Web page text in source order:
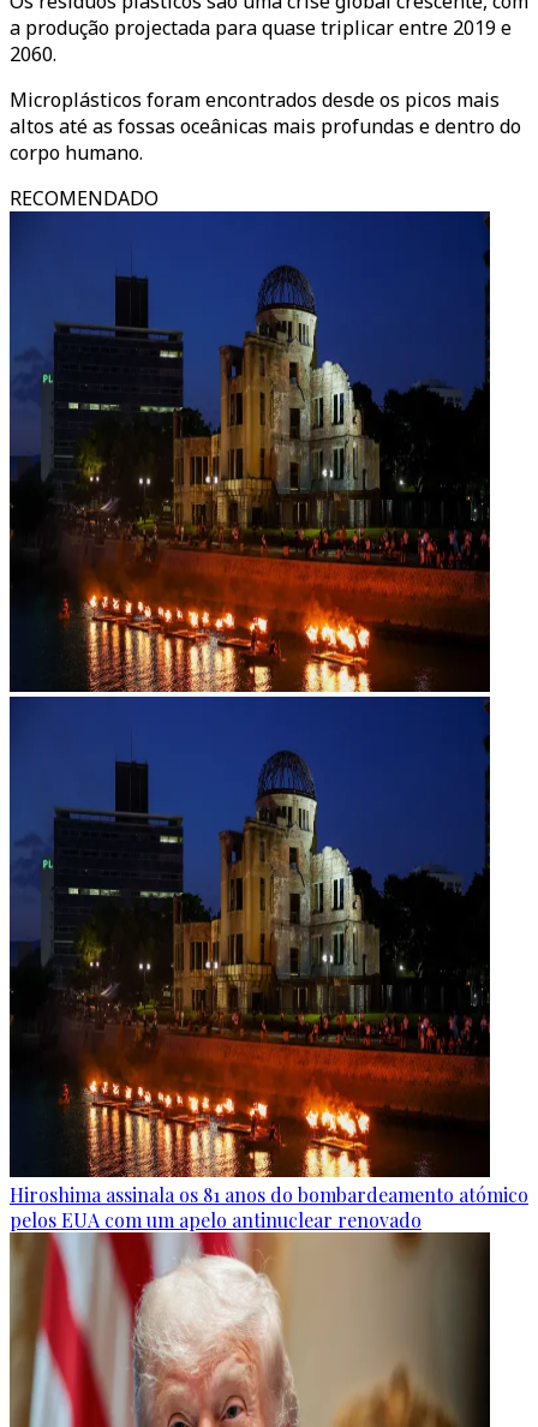
a produção projectada para quase triplicar entre 2019 e
2060.
Microplásticos foram encontrados desde os picos mais
altos até as fossas oceânicas mais profundas e dentro do
corpo humano.
RECOMENDADO
Hiroshima assinala os 81 anos do bombardeamento atómico
pelos EUA com um apelo antinuclear renovado